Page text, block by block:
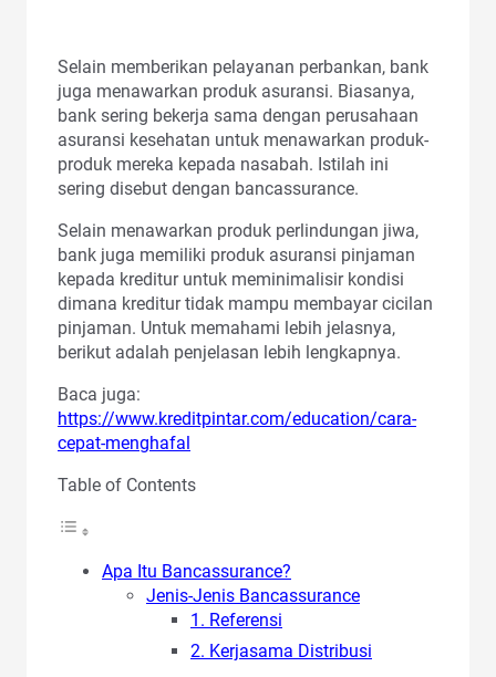
Selain memberikan pelayanan perbankan, bank
juga menawarkan produk asuransi. Biasanya,
bank sering bekerja sama dengan perusahaan
asuransi kesehatan untuk menawarkan produk-
produk mereka kepada nasabah. Istilah ini
sering disebut dengan bancassurance.
Selain menawarkan produk perlindungan jiwa,
bank juga memiliki produk asuransi pinjaman
kepada kreditur untuk meminimalisir kondisi
dimana kreditur tidak mampu membayar cicilan
pinjaman. Untuk memahami lebih jelasnya,
berikut adalah penjelasan lebih lengkapnya.
Baca juga:
https://www.kreditpintar.com/education/cara-
cepat-menghafal
Table of Contents
Apa Itu Bancassurance?
Jenis-Jenis Bancassurance
1. Referensi
2. Kerjasama Distribusi